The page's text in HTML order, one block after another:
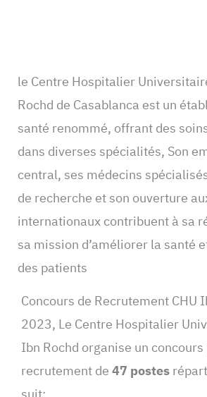
le Centre Hospitalier
Rochd de Casablanca est un
santé renommé, offrant des
dans diverses spécialités, Son
central, ses médecins
de recherche et son ouverture
internationaux contribuent à sa
sa mission d’améliorer la santé
des patients
Concours de Recrutement CHU
2023, Le Centre Hospitalier
Ibn Rochd organise un
recrutement de47 postes